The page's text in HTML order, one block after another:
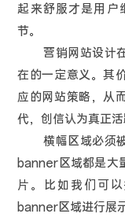
起来舒服才是用户
节。
营销网站设计在
在的一定意义。其
应的网站策略，从
代，创信认为真正
横幅区域必须被
banner区域都是大
片。比如我们可
banner区域进行展示